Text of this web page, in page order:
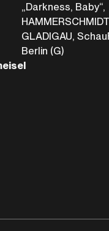
„Darkness, Baby“,
GLADIGAU,
Berlin (G)